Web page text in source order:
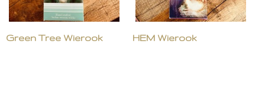
Green Tree Wierook HEM Wierook